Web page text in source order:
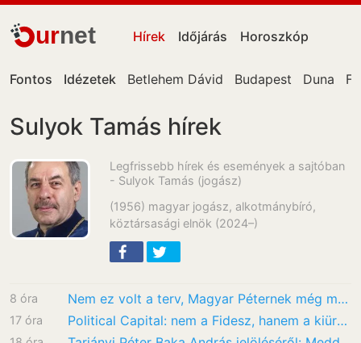
urnet Hírek Időjárás Horoszkóp
Fontos Idézetek Betlehem Dávid Budapest Duna
Sulyok Tamás hírek
Legfrissebb hírek és események a sajtóban
- Sulyok Tamás (jogász)
(1956) magyar jogász, alkotmánybíró,
köztársasági elnök (2024–)
8 óra Nem ez volt a terv, Magyar Péternek még meggyűlhet a baja Baka Andrással
17 óra Political Capital: nem a Fidesz, hanem a kiüresített elnöki intézmény a Baka András előtt…